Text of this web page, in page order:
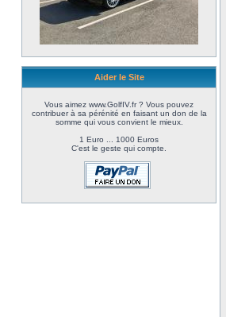
Aider le Site
Vous aimez www.GolfIV.fr ? Vous pouvez
contribuer à sa pérénité en faisant un don de la
somme qui vous convient le mieux.
1 Euro ... 1000 Euros
C'est le geste qui compte.